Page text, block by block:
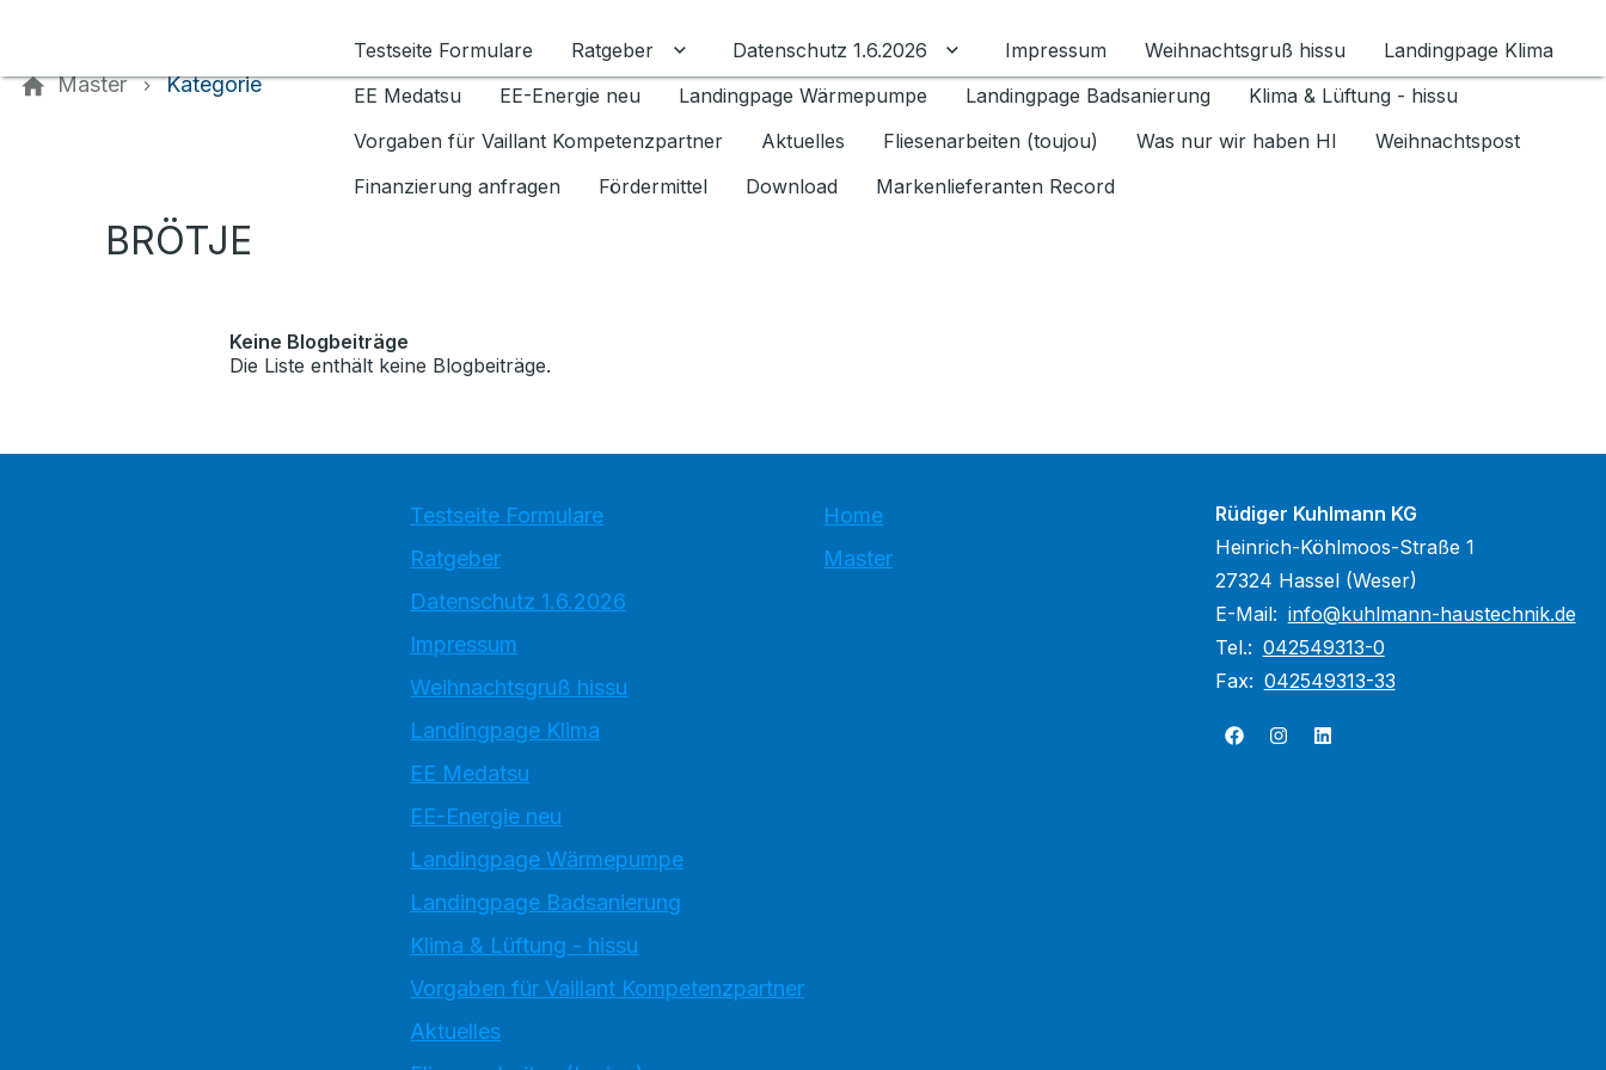
Testseite Formulare
Ratgeber Untermenü für Ratgeber umschalten
Datenschutz 1.6.2026 Untermenü für Datenschutz 1.6.2026 umschalten
Impressum Weihnachtsgruß hissu
Landingpage Klima
EE Medatsu
EE-Energie neu Landingpage Wärmepumpe Landingpage Badsanierung
Klima & Lüftung - hissu
Vorgaben für Vaillant Kompetenzpartner
Aktuelles Fliesenarbeiten (toujou) Was nur wir haben HI
Weihnachtspost
Finanzierung anfragen
Fördermittel Download Markenlieferanten Record
Master Kategorie
BRÖTJE
Keine Blogbeiträge
Die Liste enthält keine Blogbeiträge.
Testseite Formulare
Ratgeber
Datenschutz 1.6.2026
Impressum
Weihnachtsgruß hissu
Landingpage Klima
EE Medatsu
EE-Energie neu
Landingpage Wärmepumpe
Landingpage Badsanierung
Klima & Lüftung - hissu
Vorgaben für Vaillant Kompetenzpartner
Aktuelles
Home
Master
Rüdiger Kuhlmann KG
Heinrich-Köhlmoos-Straße 1
27324 Hassel (Weser)
E-Mail: info@kuhlmann-haustechnik.de
Tel.: 042549313-0
Fax: 042549313-33